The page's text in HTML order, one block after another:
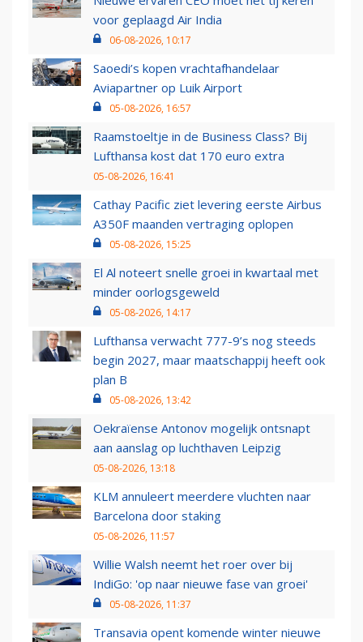
voor geplaagd Air India
06-08-2026, 10:17
Saoedi’s kopen vrachtafhandelaar
Aviapartner op Luik Airport
05-08-2026, 16:57
Raamstoeltje in de Business Class? Bij
Lufthansa kost dat 170 euro extra
05-08-2026, 16:41
Cathay Pacific ziet levering eerste Airbus
A350F maanden vertraging oplopen
05-08-2026, 15:25
El Al noteert snelle groei in kwartaal met
minder oorlogsgeweld
05-08-2026, 14:17
Lufthansa verwacht 777-9’s nog steeds
begin 2027, maar maatschappij heeft ook
plan B
05-08-2026, 13:42
Oekraïense Antonov mogelijk ontsnapt
aan aanslag op luchthaven Leipzig
05-08-2026, 13:18
KLM annuleert meerdere vluchten naar
Barcelona door staking
05-08-2026, 11:57
Willie Walsh neemt het roer over bij
IndiGo: 'op naar nieuwe fase van groei'
05-08-2026, 11:37
Transavia opent komende winter nieuwe